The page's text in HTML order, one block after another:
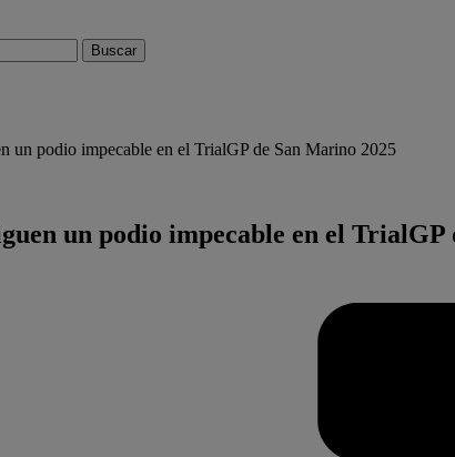
un podio impecable en el TrialGP de San Marino 2025
un podio impecable en el TrialGP